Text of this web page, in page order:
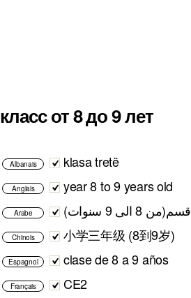
класс от 8 до 9 лет
Albanais klasa tretë
Anglais year 8 to 9 years old
Arabe قسم(من 8 الى 9 سنوات)
Chinois 小学三年级 (8到9岁)
Espagnol clase de 8 a 9 años
Français CE2